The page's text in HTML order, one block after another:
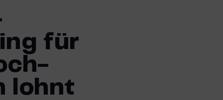
für
lohnt